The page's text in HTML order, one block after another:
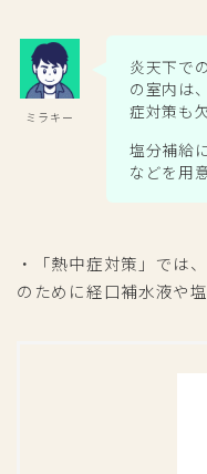
ミラキー
炎天下で
の室内は
症対策も
塩分補給
などを用
・「熱中症対策」では
のために経口補水液や